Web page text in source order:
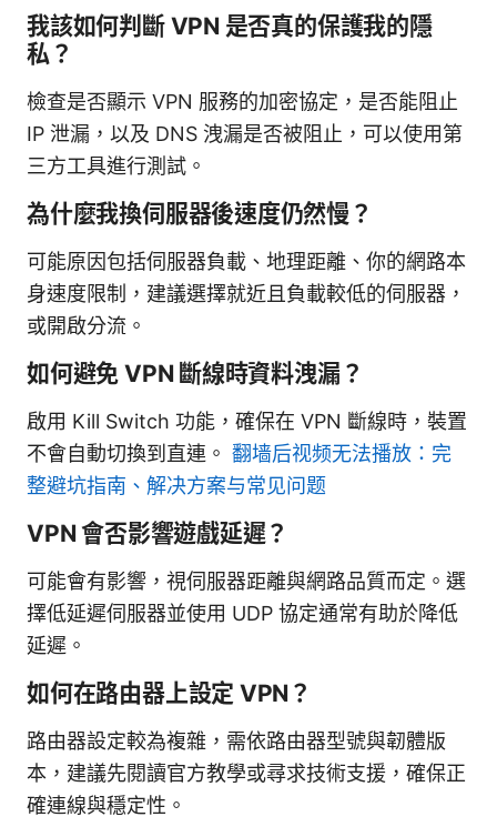
我該如何判斷 VPN 是否真的保護我的隱
私？
檢查是否顯示 VPN 服務的加密協定，是否能阻止
IP 泄漏，以及 DNS 洩漏是否被阻止，可以使用第
三方工具進行測試。
為什麼我換伺服器後速度仍然慢？
可能原因包括伺服器負載、地理距離、你的網路本
身速度限制，建議選擇就近且負載較低的伺服器，
或開啟分流。
如何避免 VPN 斷線時資料洩漏？
啟用 Kill Switch 功能，確保在 VPN 斷線時，裝置
不會自動切換到直連。 翻墙后视频无法播放：完
整避坑指南、解决方案与常见问题
VPN 會否影響遊戲延遲？
可能會有影響，視伺服器距離與網路品質而定。選
擇低延遲伺服器並使用 UDP 協定通常有助於降低
延遲。
如何在路由器上設定 VPN？
路由器設定較為複雜，需依路由器型號與韌體版
本，建議先閱讀官方教學或尋求技術支援，確保正
確連線與穩定性。